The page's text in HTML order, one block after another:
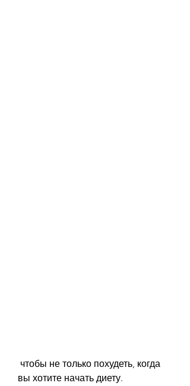
вы хотите начать диету.